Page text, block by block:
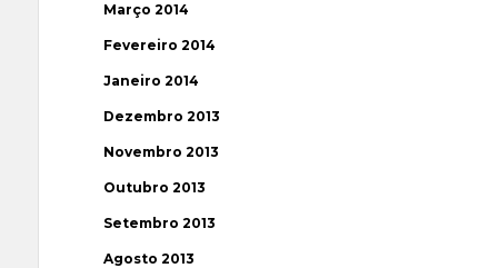
Março 2014
Fevereiro 2014
Janeiro 2014
Dezembro 2013
Novembro 2013
Outubro 2013
Setembro 2013
Agosto 2013